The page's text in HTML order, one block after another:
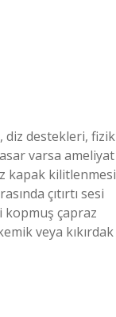
diz destekleri, fizik
varsa ameliyat
kapak kilitlenmesi
çıtırtı sesi
kopmuş çapraz
veya kıkırdak